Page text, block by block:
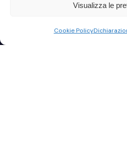
Visualizza le
Cookie Policy